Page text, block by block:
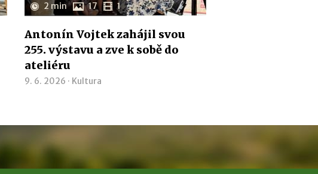
2 min 17 1
Antonín Vojtek zahájil svou
255. výstavu a zve k sobě do
ateliéru
9. 6. 2026 · Kultura